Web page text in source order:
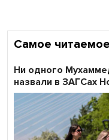
Самое
Ни одного
назвали в ЗАГСах